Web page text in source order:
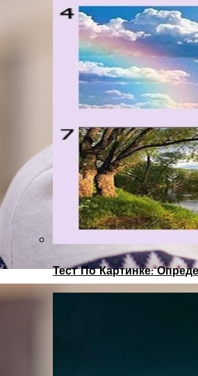
Тест По Картинке: